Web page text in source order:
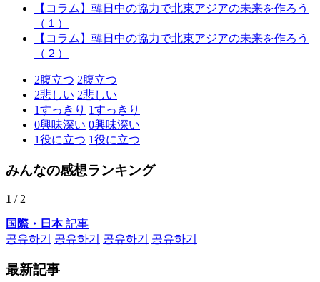
【コラム】韓日中の協力で北東アジアの未来を作ろう
（１）
【コラム】韓日中の協力で北東アジアの未来を作ろう
（２）
2腹立つ 2腹立つ
2悲しい 2悲しい
1すっきり 1すっきり
0興味深い 0興味深い
1役に立つ 1役に立つ
みんなの感想ランキング
1 / 2
国際・日本記事
공유하기
공유하기 공유하기 공유하기
最新記事